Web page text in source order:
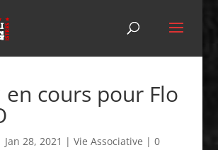
en cours pour Flo
Jan 28, 2021 | Vie Associative | 0